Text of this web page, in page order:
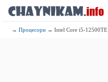
→Процесори → Intel Core i5-12500TE